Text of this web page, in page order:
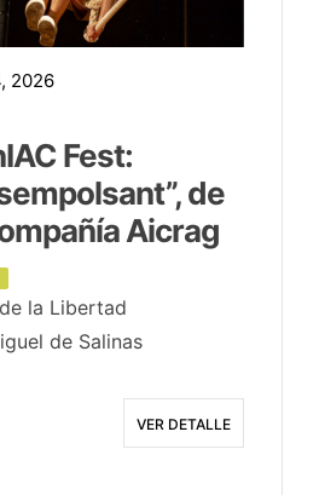
2026
Fest:
de
Aicrag
la Libertad
de Salinas
VER DETALLE